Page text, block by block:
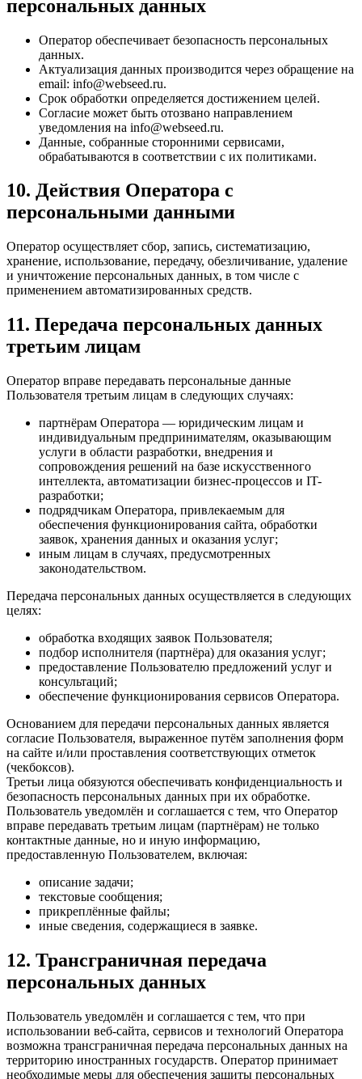
персональных данных
Оператор обеспечивает безопасность персональных
данных.
Актуализация данных производится через обращение на
email: info@webseed.ru.
Срок обработки определяется достижением целей.
Согласие может быть отозвано направлением
уведомления на info@webseed.ru.
Данные, собранные сторонними сервисами,
обрабатываются в соответствии с их политиками.
10. Действия Оператора с
персональными данными
Оператор осуществляет сбор, запись, систематизацию,
хранение, использование, передачу, обезличивание, удаление
и уничтожение персональных данных, в том числе с
применением автоматизированных средств.
11. Передача персональных данных
третьим лицам
Оператор вправе передавать персональные данные
Пользователя третьим лицам в следующих случаях:
партнёрам Оператора — юридическим лицам и
индивидуальным предпринимателям, оказывающим
услуги в области разработки, внедрения и
сопровождения решений на базе искусственного
интеллекта, автоматизации бизнес-процессов и IT-
разработки;
подрядчикам Оператора, привлекаемым для
обеспечения функционирования сайта, обработки
заявок, хранения данных и оказания услуг;
иным лицам в случаях, предусмотренных
законодательством.
Передача персональных данных осуществляется в следующих
целях:
обработка входящих заявок Пользователя;
подбор исполнителя (партнёра) для оказания услуг;
предоставление Пользователю предложений услуг и
консультаций;
обеспечение функционирования сервисов Оператора.
Основанием для передачи персональных данных является
согласие Пользователя, выраженное путём заполнения форм
на сайте и/или проставления соответствующих отметок
(чекбоксов).
Третьи лица обязуются обеспечивать конфиденциальность и
безопасность персональных данных при их обработке.
Пользователь уведомлён и соглашается с тем, что Оператор
вправе передавать третьим лицам (партнёрам) не только
контактные данные, но и иную информацию,
предоставленную Пользователем, включая:
описание задачи;
текстовые сообщения;
прикреплённые файлы;
иные сведения, содержащиеся в заявке.
12. Трансграничная передача
персональных данных
Пользователь уведомлён и соглашается с тем, что при
использовании веб-сайта, сервисов и технологий Оператора
возможна трансграничная передача персональных данных на
территорию иностранных государств. Оператор принимает
необходимые меры для обеспечения защиты персональных